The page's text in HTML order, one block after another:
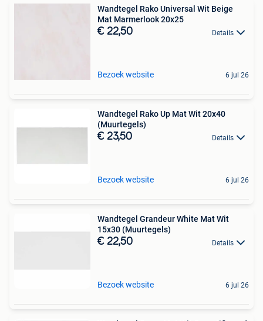
Wandtegel Rako Universal Wit Beige
Mat Marmerlook 20x25
€ 22,50 Details
Bezoek website 6 jul 26
Wandtegel Rako Up Mat Wit 20x40
(Muurtegels)
€ 23,50 Details
Bezoek website 6 jul 26
Wandtegel Grandeur White Mat Wit
15x30 (Muurtegels)
€ 22,50 Details
Bezoek website 6 jul 26